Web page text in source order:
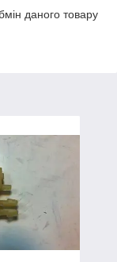
даного товару